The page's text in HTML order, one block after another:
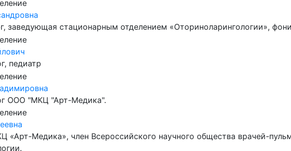
заведующая стационарным отделением «Оториноларингологии»,
педиатр
ООО "МКЦ "Арт-Медика".
«Арт-Медика», член Всероссийского научного общества врачей-